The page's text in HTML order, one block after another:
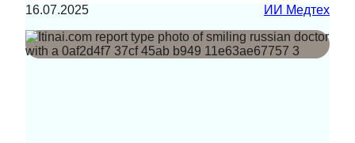
16.07.2025 ИИ Медтех